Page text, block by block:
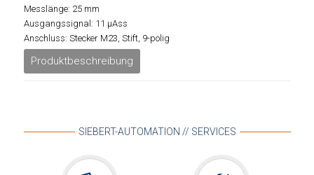
Messlänge: 25 mm
Ausgangssignal: 11 µAss
Anschluss: Stecker M23, Stift, 9-polig
Produktbeschreibung
SIEBERT-AUTOMATION // SERVICES